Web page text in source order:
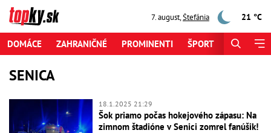
7. august,Štefánia 21 °C
DOMÁCE ZAHRANIČNÉ PROMINENTI ŠPORT
SENICA
18.1.2025 21:29
Šok priamo počas hokejového zápasu: Na
zimnom štadióne v Senici zomrel fanúšik!